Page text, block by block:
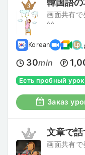
韓国語
画面共有で
^^
Korean
30min
Есть пробный урок
Заказ
文章で話
画面共有で